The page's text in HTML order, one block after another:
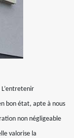
bon état, apte à nous
non négligeable
valorise la